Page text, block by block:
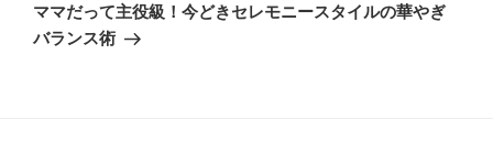
ー
シ
の
投
ママだって主役級！今どきセレモニースタイルの華やぎ
バランス術